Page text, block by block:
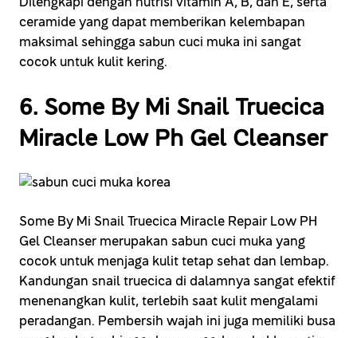
ceramide yang dapat memberikan kelembapan
maksimal sehingga sabun cuci muka ini sangat
cocok untuk kulit kering.
6. Some By Mi Snail Truecica
Miracle Low Ph Gel Cleanser
Some By Mi Snail Truecica Miracle Repair Low PH
Gel Cleanser merupakan sabun cuci muka yang
cocok untuk menjaga kulit tetap sehat dan lembap.
Kandungan snail truecica di dalamnya sangat efektif
menenangkan kulit, terlebih saat kulit mengalami
peradangan. Pembersih wajah ini juga memiliki busa